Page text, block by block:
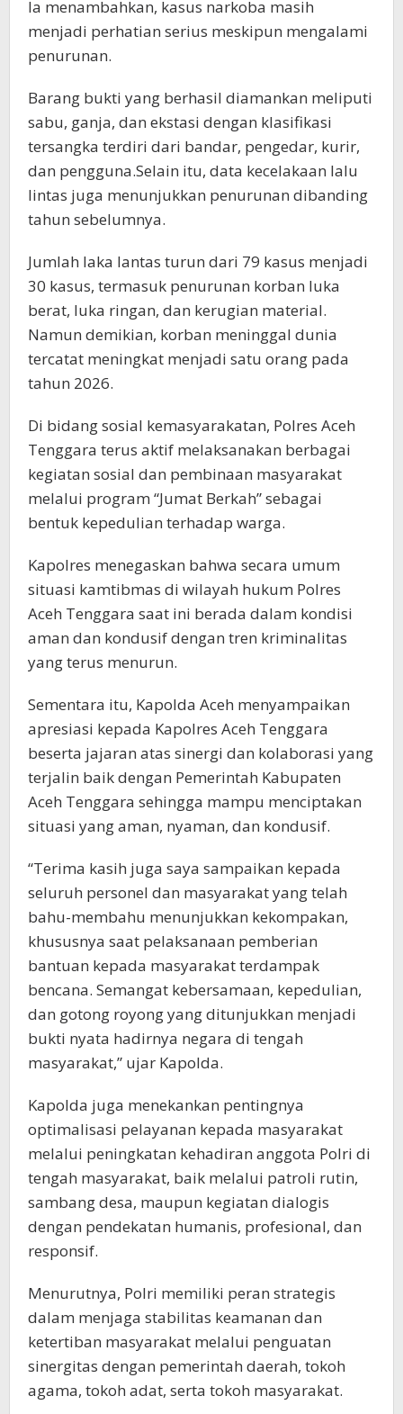
Ia menambahkan, kasus narkoba masih
menjadi perhatian serius meskipun mengalami
penurunan.
Barang bukti yang berhasil diamankan meliputi
sabu, ganja, dan ekstasi dengan klasifikasi
tersangka terdiri dari bandar, pengedar, kurir,
dan pengguna.Selain itu, data kecelakaan lalu
lintas juga menunjukkan penurunan dibanding
tahun sebelumnya.
Jumlah laka lantas turun dari 79 kasus menjadi
30 kasus, termasuk penurunan korban luka
berat, luka ringan, dan kerugian material.
Namun demikian, korban meninggal dunia
tercatat meningkat menjadi satu orang pada
tahun 2026.
Di bidang sosial kemasyarakatan, Polres Aceh
Tenggara terus aktif melaksanakan berbagai
kegiatan sosial dan pembinaan masyarakat
melalui program “Jumat Berkah” sebagai
bentuk kepedulian terhadap warga.
Kapolres menegaskan bahwa secara umum
situasi kamtibmas di wilayah hukum Polres
Aceh Tenggara saat ini berada dalam kondisi
aman dan kondusif dengan tren kriminalitas
yang terus menurun.
Sementara itu, Kapolda Aceh menyampaikan
apresiasi kepada Kapolres Aceh Tenggara
beserta jajaran atas sinergi dan kolaborasi yang
terjalin baik dengan Pemerintah Kabupaten
Aceh Tenggara sehingga mampu menciptakan
situasi yang aman, nyaman, dan kondusif.
“Terima kasih juga saya sampaikan kepada
seluruh personel dan masyarakat yang telah
bahu-membahu menunjukkan kekompakan,
khususnya saat pelaksanaan pemberian
bantuan kepada masyarakat terdampak
bencana. Semangat kebersamaan, kepedulian,
dan gotong royong yang ditunjukkan menjadi
bukti nyata hadirnya negara di tengah
masyarakat,” ujar Kapolda.
Kapolda juga menekankan pentingnya
optimalisasi pelayanan kepada masyarakat
melalui peningkatan kehadiran anggota Polri di
tengah masyarakat, baik melalui patroli rutin,
sambang desa, maupun kegiatan dialogis
dengan pendekatan humanis, profesional, dan
responsif.
Menurutnya, Polri memiliki peran strategis
dalam menjaga stabilitas keamanan dan
ketertiban masyarakat melalui penguatan
sinergitas dengan pemerintah daerah, tokoh
agama, tokoh adat, serta tokoh masyarakat.